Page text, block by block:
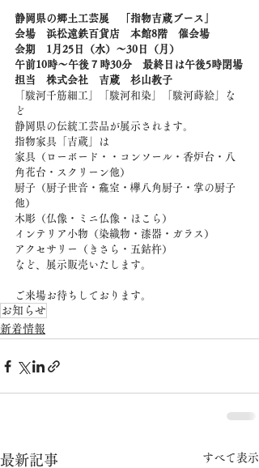
静岡県の郷土工芸展　「指物吉蔵ブース」
会場　浜松遠鉄百貨店　本館8階　催会場
会期　1月25日（水）～30日（月）
午前10時～午後７時30分　最終日は午後5時閉場
担当　株式会社　吉蔵　杉山教子
「駿河千筋細工」「駿河和染」「駿河蒔絵」な
ど
静岡県の伝統工芸品が展示されます。
指物家具「吉蔵」は
家具（ローボード・・コンソール・香炉台・八
角花台・スクリーン他）
厨子（厨子世音・龕室・欅八角厨子・掌の厨子
他）
木彫（仏像・ミニ仏像・ほこら）
インテリア小物（染織物・漆器・ガラス）
アクセサリー（きさら・五鈷杵）
など、展示販売いたします。
ご来場お待ちしております。
お知らせ
新着情報
最新記事 すべて表示